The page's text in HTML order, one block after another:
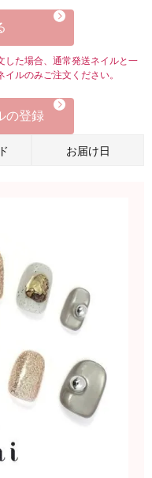
した場合、通常発送ネイルと一
ルのみご注文ください。
の登録
お届け日